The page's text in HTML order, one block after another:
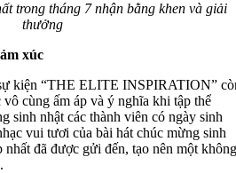
trong tháng 7 nhận bằng khen và giải
thưởng
xúc
kiện “THE ELITE INSPIRATION”
cùng ấm áp và ý nghĩa khi tập thể
sinh nhật các thành viên có ngày sinh
vui tươi của bài hát chúc mừng sinh
đã được gửi đến, tạo nên một không